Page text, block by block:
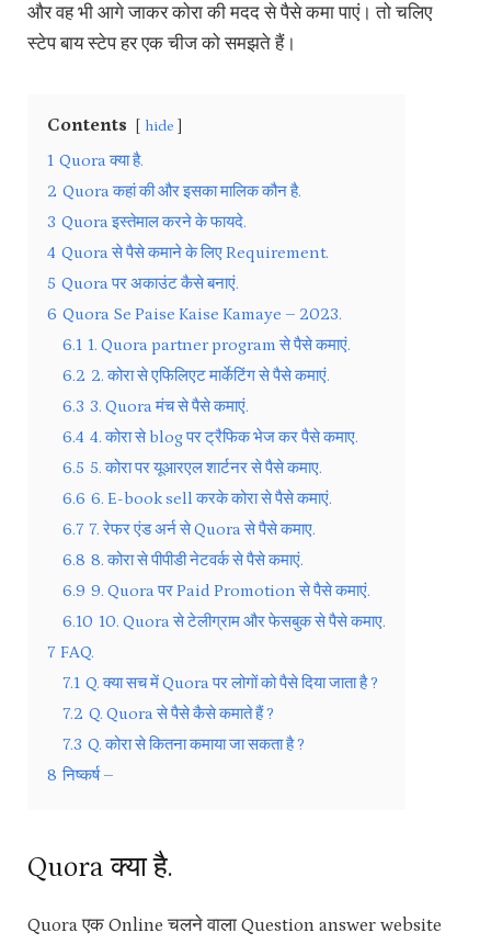
और वह भी आगे जाकर कोरा की मदद से पैसे कमा पाएं। तो चलिए
स्टेप बाय स्टेप हर एक चीज को समझते हैं।
Contents hide
1 Quora क्या है.
2 Quora कहां की और इसका मालिक कौन है.
3 Quora इस्तेमाल करने के फायदे.
4 Quora से पैसे कमाने के लिए Requirement.
5 Quora पर अकाउंट कैसे बनाएं.
6 Quora Se Paise Kaise Kamaye – 2023.
6.1 1. Quora partner program से पैसे कमाएं.
6.2 2. कोरा से एफिलिएट मार्केटिंग से पैसे कमाएं.
6.3 3. Quora मंच से पैसे कमाएं.
6.4 4. कोरा से blog पर ट्रैफिक भेज कर पैसे कमाए.
6.5 5. कोरा पर यूआरएल शार्टनर से पैसे कमाए.
6.6 6. E-book sell करके कोरा से पैसे कमाएं.
6.7 7. रेफर एंड अर्न से Quora से पैसे कमाए.
6.8 8. कोरा से पीपीडी नेटवर्क से पैसे कमाएं.
6.9 9. Quora पर Paid Promotion से पैसे कमाएं.
6.10 10. Quora से टेलीग्राम और फेसबुक से पैसे कमाए.
7 FAQ.
7.1 Q. क्या सच में Quora पर लोगों को पैसे दिया जाता है ?
7.2 Q. Quora से पैसे कैसे कमाते हैं ?
7.3 Q. कोरा से कितना कमाया जा सकता है ?
8 निष्कर्ष –
Quora क्या है.
Quora एक Online चलने वाला Question answer website